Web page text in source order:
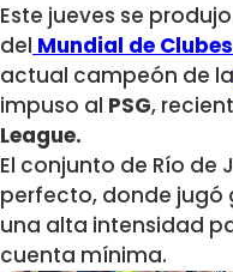
Este jueves se
del Mundial de
actual campeón de la
impuso al PSG,
League.
El conjunto de Río de
perfecto, donde jugó
una alta intensidad
cuenta mínima.